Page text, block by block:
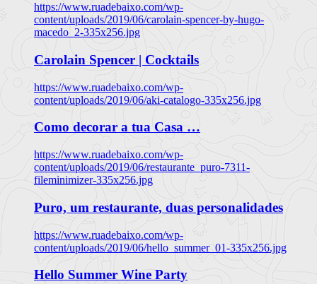
https://www.ruadebaixo.com/wp-
content/uploads/2019/06/carolain-spencer-by-hugo-
macedo_2-335x256.jpg
Carolain Spencer | Cocktails
https://www.ruadebaixo.com/wp-
content/uploads/2019/06/aki-catalogo-335x256.jpg
Como decorar a tua Casa …
https://www.ruadebaixo.com/wp-
content/uploads/2019/06/restaurante_puro-7311-
fileminimizer-335x256.jpg
Puro, um restaurante, duas personalidades
https://www.ruadebaixo.com/wp-
content/uploads/2019/06/hello_summer_01-335x256.jpg
Hello Summer Wine Party